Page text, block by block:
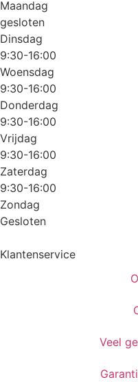
Maandag
gesloten
Dinsdag
9:30-16:00
Woensdag
9:30-16:00
Donderdag
9:30-16:00
Vrijdag
9:30-16:00
Zaterdag
9:30-16:00
Zondag
Gesloten
Klantenservice
Veel